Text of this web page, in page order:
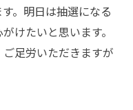
。明日は抽選になる
けたいと思います。
足労いただきますが